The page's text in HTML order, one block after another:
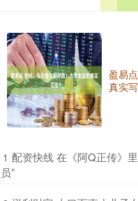
盈易
真实
1 配资快线 在《阿Q正传》
员”